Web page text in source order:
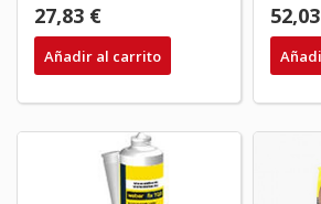
27,83 €
Añadir al carrito